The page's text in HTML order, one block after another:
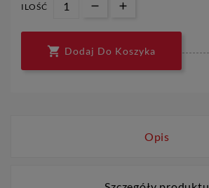
ILOŚĆ
 Dodaj Do Koszyka
Opis